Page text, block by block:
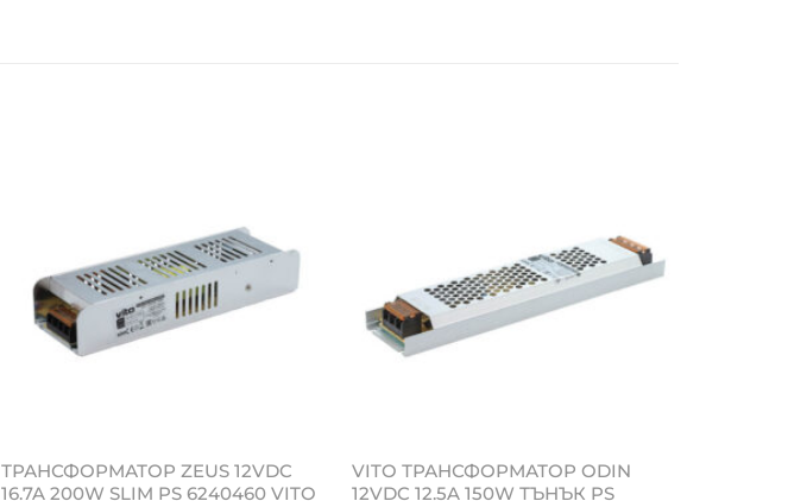
ТРАНСФОРМАТОР ZEUS 12VDC
16.7A 200W SLIM PS 6240460 VITO
VITO ТРАНСФОРМАТОР ODIN
12VDC 12.5A 150W ТЪНЪК PS